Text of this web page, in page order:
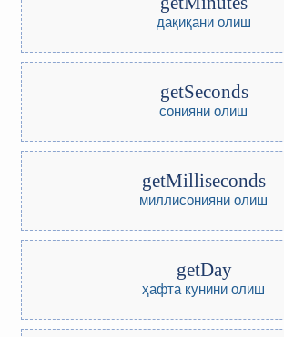
дақиқани олиш
getSeconds
сонияни олиш
getMilliseconds
миллисонияни олиш
getDay
ҳафта кунини олиш